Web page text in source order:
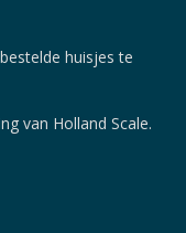
huisjes te
van Holland Scale.